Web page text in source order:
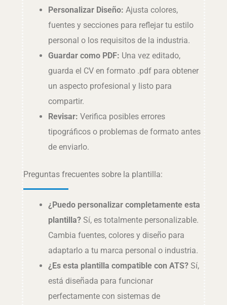
Personalizar Diseño: Ajusta colores,
fuentes y secciones para reflejar tu estilo
personal o los requisitos de la industria.
Guardar como PDF: Una vez editado,
guarda el CV en formato .pdf para obtener
un aspecto profesional y listo para
compartir.
Revisar: Verifica posibles errores
tipográficos o problemas de formato antes
de enviarlo.
Preguntas frecuentes sobre la plantilla:
¿Puedo personalizar completamente esta
plantilla?Sí, es totalmente personalizable.
Cambia fuentes, colores y diseño para
adaptarlo a tu marca personal o industria.
¿Es esta plantilla compatible con ATS?Sí,
está diseñada para funcionar
perfectamente con sistemas de